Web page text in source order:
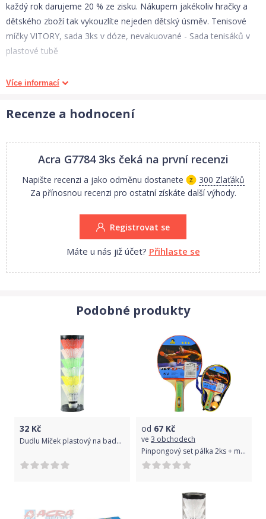
každý rok darujeme 20 % ze zisku. Nákupem jakékoliv hračky a
dětského zboží tak vykouzlíte nejeden dětský úsměv. Tenisové
míčky VITORY, sada 3ks v dóze, nevakuované - Sada tenisáků v
plastové tubě
Tyto tenisové míčky nemají dostatečnou kvalitu na tenis - mají
na haraní dětí, pro psy apod.
Míče, míčky, balony, balonky a další kulaté a kutálející se věci
provázejí celý náš život. Jsou to hračky, se kterými se dá dosyta
vyhrát či jen zkrátit čas při dlouhé chvíli.
Tyto tenisové míčky nemají dostatečnou kvalitu na tenis - mají
půlené jádro a nejsou vakuované. Hodí se jako univerzální míčky
na hraní dětí, pro psy apod.
Cena je uvedena za 1 balení - sadu hračky
Více informací
Recenze a hodnocení
Acra G7784 3ks čeká na první recenzi
Napište recenzi a jako odměnu dostanete
300 Zlaťáků
Za přínosnou recenzi pro ostatní získáte další výhody.
Registrovat se
Máte u nás již účet? Přihlaste se
Podobné produkty
32 Kč
Dudlu Míček plastový na badminton bílý + barevný košíček set 6ks v tubě
od 67 Kč
ve 3 obchodech
Pinpongový set pálka 2ks + míček 2ks s pouzdrem na stolní tenis